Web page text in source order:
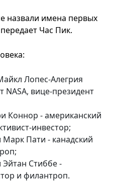
назвали имена первых
Час Пик.
Лопес-Алегрия
вице-президент
Коннор - американский
инвестор;
Пати - канадский
Эйтан Стиббе -
и филантроп.